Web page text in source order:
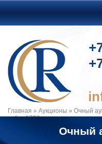
Главная » Аукционы » Очный
рубль 1733 года.
Очный